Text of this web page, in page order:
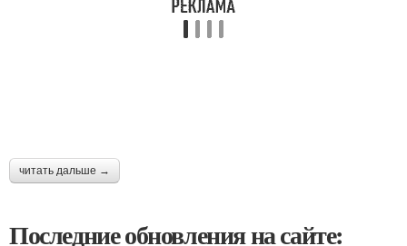
читать дальше →
Последние обновления на сайте: